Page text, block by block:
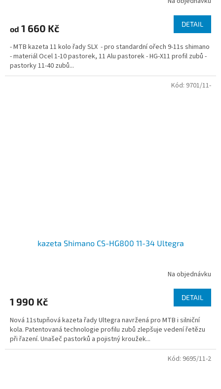
od 1 660 Kč DETAIL
- MTB kazeta 11 kolo řady SLX - pro standardní ořech 9-11s shimano
- materiál Ocel 1-10 pastorek, 11 Alu pastorek - HG-X11 profil zubů -
pastorky 11-40 zubů...
kazeta Shimano CS-HG800 11-34 Ultegra
Na objednávku
1 990 Kč DETAIL
Nová 11stupňová kazeta řady Ultegra navržená pro MTB i silniční
kola. Patentovaná technologie profilu zubů zlepšuje vedení řetězu
při řazení. Unašeč pastorků a pojistný kroužek...
Kód: 9701/11-
Kód: 9695/11-2